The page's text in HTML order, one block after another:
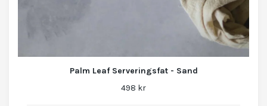
Palm Leaf Serveringsfat - Sand
498 kr